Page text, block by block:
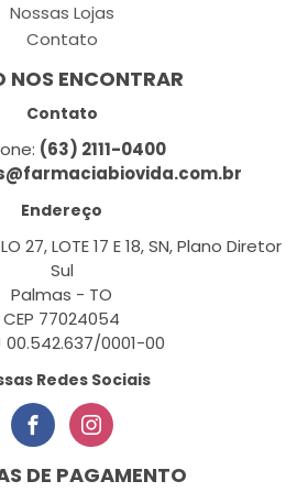
Nossas Lojas
Contato
NOS ENCONTRAR
Contato
(63) 2111-0400
Endereço
27, LOTE 17 E 18, SN, Plano Diretor
Sul
Palmas - TO
CEP 77024054
00.542.637/0001-00
Redes Sociais
DE PAGAMENTO